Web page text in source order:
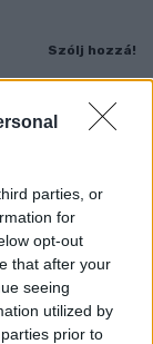
parties, or
for
opt-out
that after your
seeing
utilized by
prior to
Szólj hozzá!